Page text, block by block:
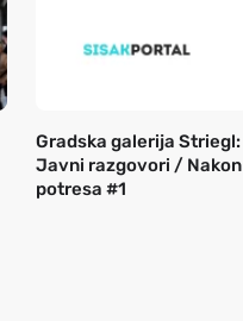
Gradska galerija Striegl:
Javni razgovori / Nakon
potresa #1